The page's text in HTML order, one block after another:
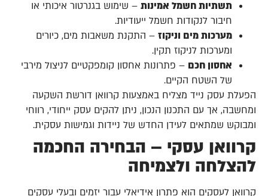
תשתיות חשמל אמינות – שימוש בגנרטור איכותי או
חיבור לנקודות חשמל ייעודיות.
מערכות מים וניקוז – התקנת משאבות מים, כיורים
ומערכות לניקוז תקין.
אחסון חכם – פתרונות אחסון קומפקטיים לניצול מירבי
של השטח הקיים.
הפעלת עסק נייד מצליח באמצעות קרוואן דורשת השקעה
ומחשבה, אך עם התכנון הנכון, ניתן להקים עסק ייחודי, רווחי
ומבוקש שמתאים לעידן החדש של ניידות וגמישות עסקית.
קרוואן עסקי – הבחירה החכמה
להצלחה ולצמיחה
קרוואן לעסקים הוא פתרון אידיאלי עבור יזמים ובעלי עסקים